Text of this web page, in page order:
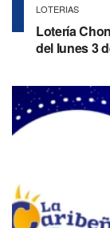
LOTERIAS
Lotería
del lunes 3